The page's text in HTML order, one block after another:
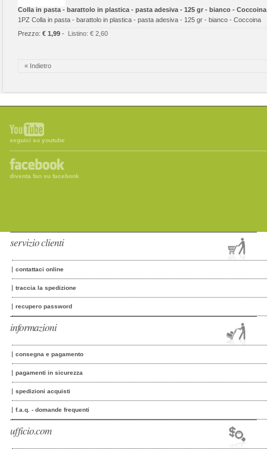
Colla in pasta - barattolo in plastica - pasta adesiva - 125 gr - bianco - Coccoina
1PZ Colla in pasta - barattolo in plastica - pasta adesiva - 125 gr - bianco - Coccoina
Prezzo: € 1,99 - Listino: € 2,60
« Indietro
seguici su youtube
diventa fan su facebook
servizio clienti
contattaci online
traccia la spedizione
recupero password
informazioni
consegna e pagamento
pagamenti in sicurezza
spedizioni acquisti
f.a.q. - domande frequenti
ufficio.com